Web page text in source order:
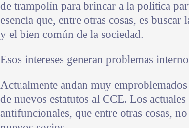
de trampolín para brincar a la política
esencia que, entre otras cosas, es
y el bien común de la sociedad.
Esos intereses generan problemas
Actualmente andan muy
de nuevos estatutos al CCE. Los
antifuncionales, que entre otras cosas,